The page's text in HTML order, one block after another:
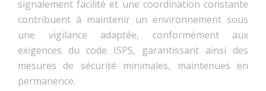
signalement facilité et une coordination constante
contribuent à maintenir un environnement sous
une vigilance adaptée, conformément aux
exigences du code ISPS, garantissant ainsi des
mesures de sécurité minimales, maintenues en
permanence.